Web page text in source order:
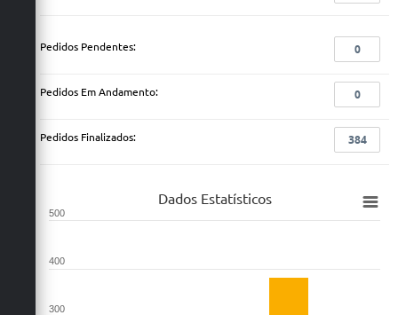
Pedidos Pendentes: 0
Pedidos Em Andamento: 0
Pedidos Finalizados: 384
Dados Estatísticos
300
400
500